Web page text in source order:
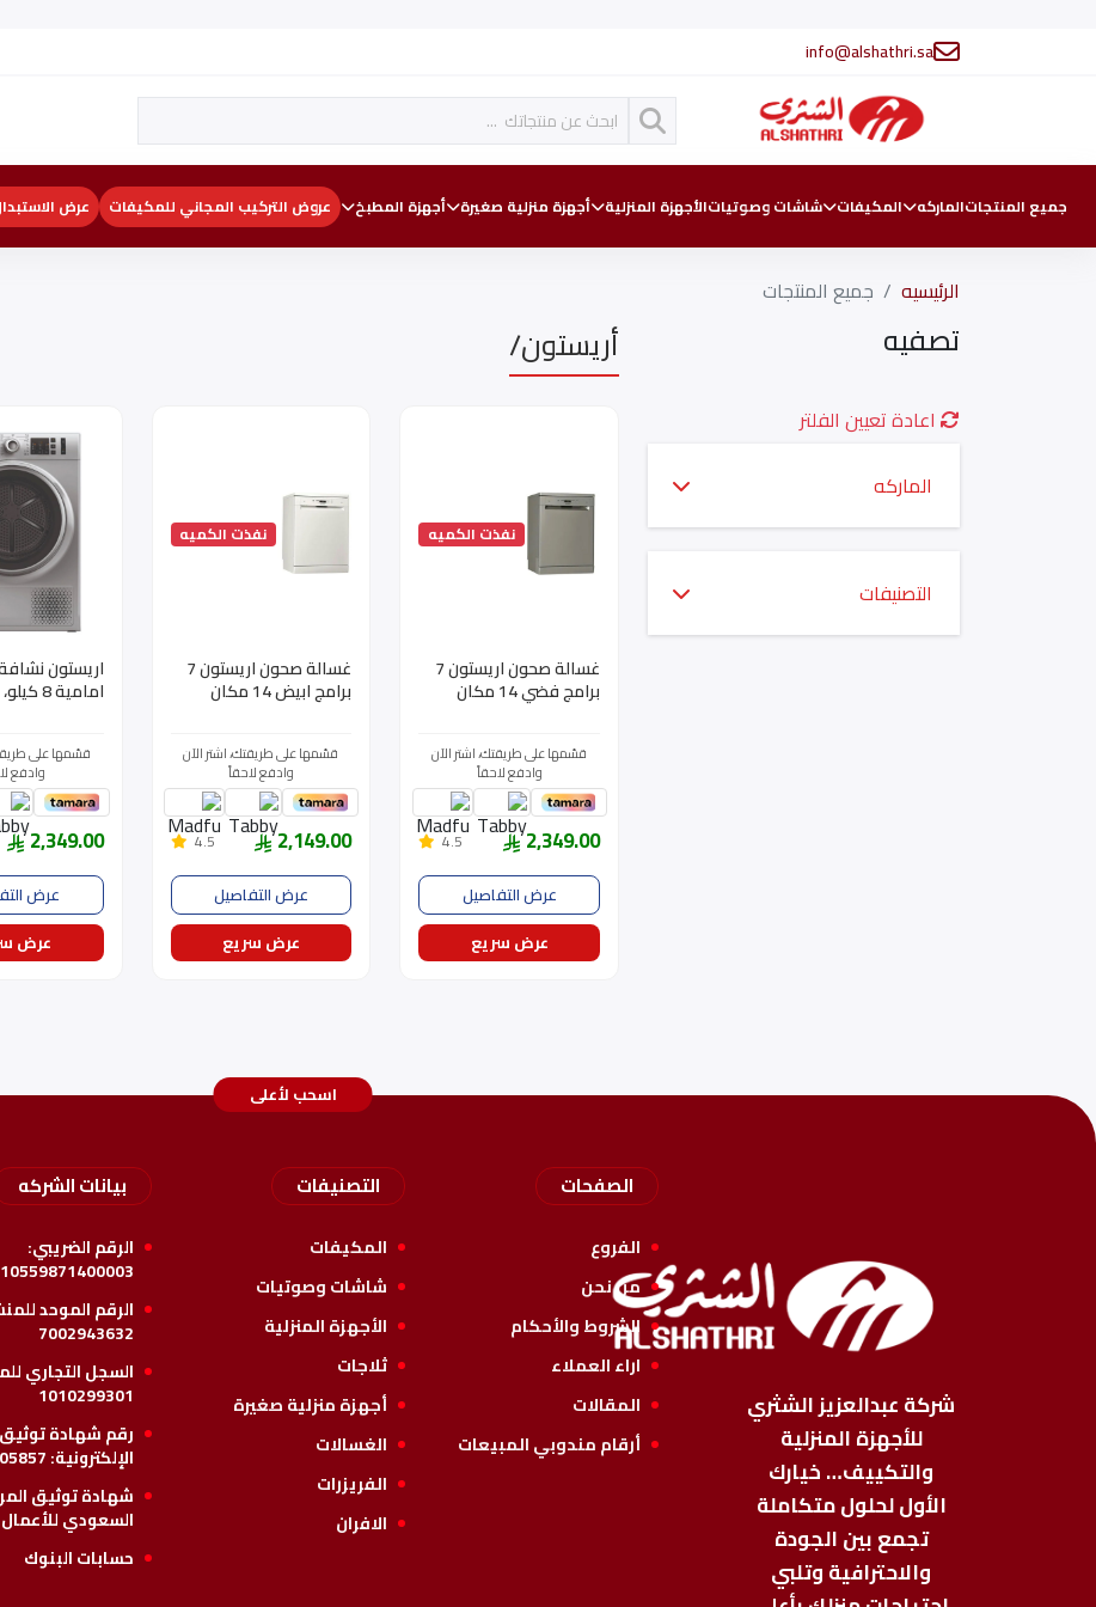
info@alshathri.sa
جميع المنتجاتالماركه المكيفات شاشات وصوتياتالأجهزة المنزلية أجهزة منزلية صغيرة أجهزة المطبخ عروض التركيب المجاني للمكيفات عرض
الرئيسيه جميع المنتجات
تصفيه
اعادة تعيين الفلتر
الماركه
التصنيفات
أريستون/
نفذت الكميه
غسالة صحون اريستون 7
برامج فضي 14 مكان
LFC3C26WX
قسّمها على طريقتك، اشتر الآن
وادفع لاحقاً
2,349.00
4.5
عرض التفاصيل
عرض سريع
نفذت الكميه
غسالة صحون اريستون 7
برامج ابيض 14 مكان
LFC3C26W
قسّمها على طريقتك، اشتر الآن
وادفع لاحقاً
2,149.00
4.5
عرض التفاصيل
عرض سريع
اريستون
قسّمها على
وادفع
2,349.00
عرض
عرض
اسحب لأعلى
شركة عبدالعزيز الشثري
للأجهزة المنزلية
والتكييف… خيارك
الأول لحلول متكاملة
تجمع بين الجودة
والاحترافية وتلبي
الصفحات
الفروع
من نحن
الشروط والأحكام
اراء العملاء
المقالات
أرقام مندوبي المبيعات
التصنيفات
المكيفات
شاشات وصوتيات
الأجهزة المنزلية
ثلاجات
أجهزة منزلية صغيرة
الغسالات
الفريزرات
الافران
بيانات الشركه
الرقم الضريبي:
الرقم الموحد
7002943632
السجل التجاري
1010299301
رقم شهادة توثيق
الإلكترونية:
شهادة توثيق
السعودي للأعمال
حسابات البنوك